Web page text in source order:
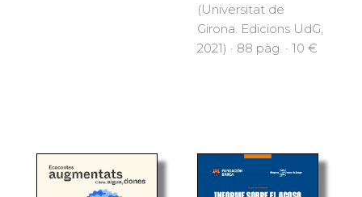
(Universitat de
Girona. Edicions UdG,
2021) · 88 pàg. · 10 €